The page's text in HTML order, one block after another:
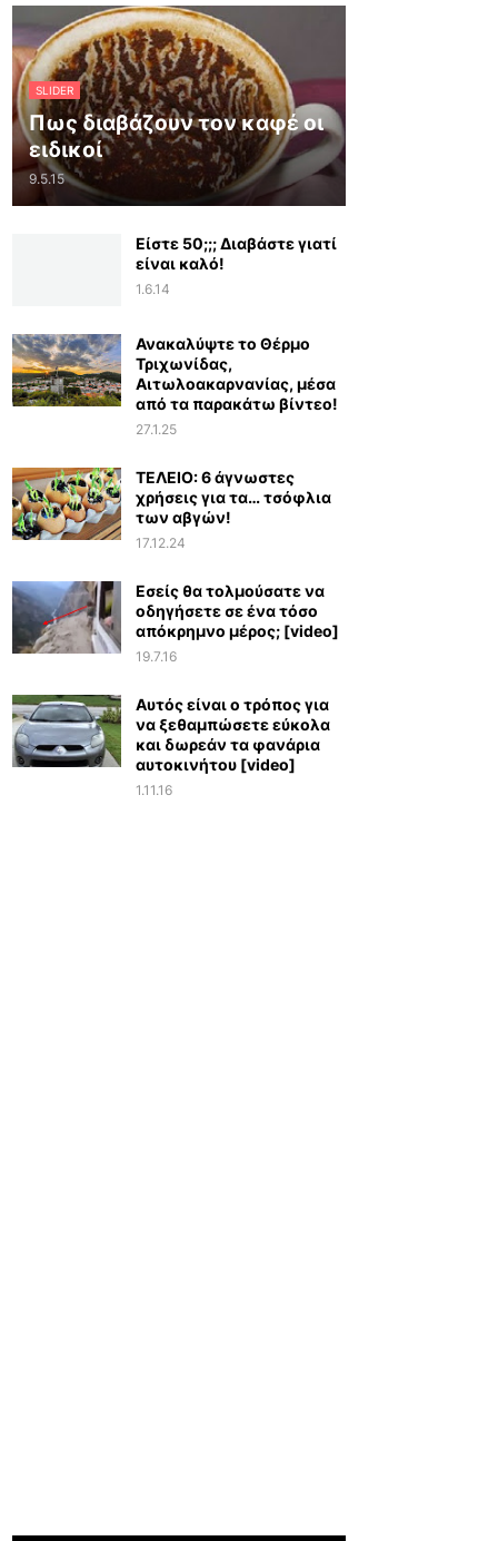
SLIDER
Πως διαβάζουν τον καφέ οι
ειδικοί
9.5.15
Είστε 50;;; Διαβάστε γιατί
είναι καλό!
1.6.14
Ανακαλύψτε το Θέρμο
Τριχωνίδας,
Αιτωλοακαρνανίας, μέσα
από τα παρακάτω βίντεο!
27.1.25
ΤΕΛΕΙΟ: 6 άγνωστες
χρήσεις για τα… τσόφλια
των αβγών!
17.12.24
Εσείς θα τολμούσατε να
οδηγήσετε σε ένα τόσο
απόκρημνο μέρος; [video]
19.7.16
Αυτός είναι ο τρόπος για
να ξεθαμπώσετε εύκολα
και δωρεάν τα φανάρια
αυτοκινήτου [video]
1.11.16